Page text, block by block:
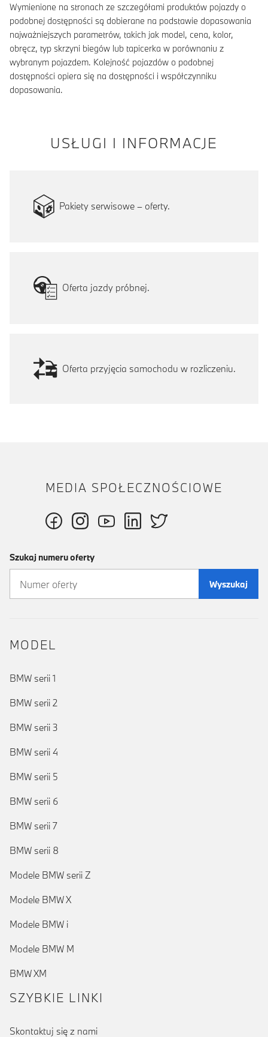
Wymienione na stronach ze szczegółami produktów pojazdy o
podobnej dostępności są dobierane na podstawie dopasowania
najważniejszych parametrów, takich jak model, cena, kolor,
obręcz, typ skrzyni biegów lub tapicerka w porównaniu z
wybranym pojazdem. Kolejność pojazdów o podobnej
dostępności opiera się na dostępności i współczynniku
dopasowania.
USŁUGI I INFORMACJE
Pakiety serwisowe – oferty.
Oferta jazdy próbnej.
Oferta przyjęcia samochodu w rozliczeniu.
MEDIA SPOŁECZNOŚCIOWE
Szukaj numeru oferty
Wyszukaj
MODEL
BMW serii 1
BMW serii 2
BMW serii 3
BMW serii 4
BMW serii 5
BMW serii 6
BMW serii 7
BMW serii 8
Modele BMW serii Z
Modele BMW X
Modele BMW i
Modele BMW M
BMW XM
SZYBKIE LINKI
Skontaktuj się z nami